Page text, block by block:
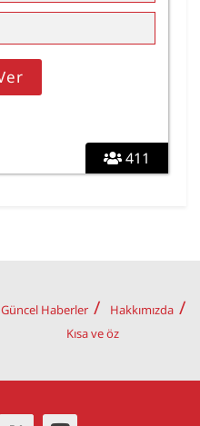
411
Güncel Haberler
Hakkımızda
Kısa ve öz